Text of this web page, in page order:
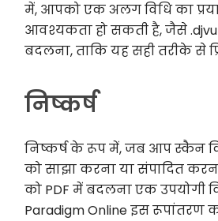
में, आपको एक अलग विधि का
आवश्यकता हो सकती है, जैसे
बदलना, ताकि यह सही तरीके से
निष्कर्ष
निष्कर्ष के रूप में, जब आप स्कैन
को साझा करना या संपादित
को PDF में बदलना एक उपयोगी
Paradigm Online इस रूपांतरण